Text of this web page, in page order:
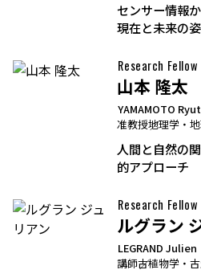
センサー情報
現在と未来の姿
Research Fellow
山本 隆太
YAMAMOTO
准教授地理学・
人間と自然の
的アプローチ
Research Fellow
ルグラン
LEGRAND Julien
講師古植物学・